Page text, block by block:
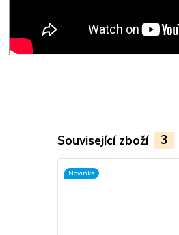
Související zboží 3
Novinka